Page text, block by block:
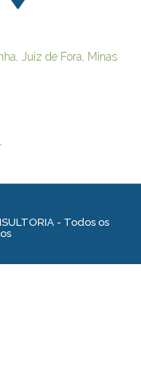
Juiz de Fora, Minas
- Todos os